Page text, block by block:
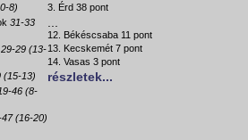
8)
31-33
29-29 (13-
(15-13)
46 (8-
(16-20)
3. Érd 38 pont
12. Békéscsaba 11 pont
13. Kecskemét 7 pont
14. Vasas 3 pont
részletek...